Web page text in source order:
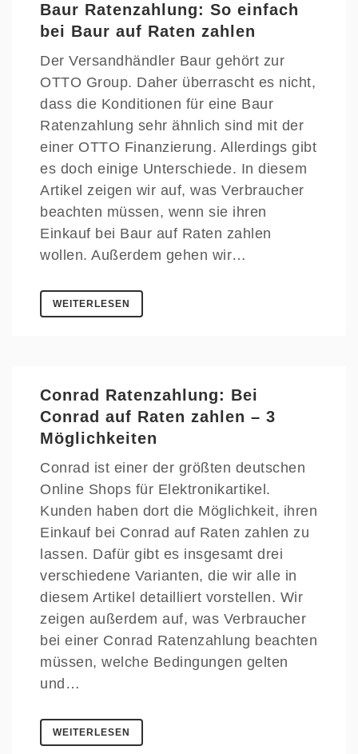
Baur Ratenzahlung: So einfach
bei Baur auf Raten zahlen
Der Versandhändler Baur gehört zur
OTTO Group. Daher überrascht es nicht,
dass die Konditionen für eine Baur
Ratenzahlung sehr ähnlich sind mit der
einer OTTO Finanzierung. Allerdings gibt
es doch einige Unterschiede. In diesem
Artikel zeigen wir auf, was Verbraucher
beachten müssen, wenn sie ihren
Einkauf bei Baur auf Raten zahlen
wollen. Außerdem gehen wir…
WEITERLESEN
Conrad Ratenzahlung: Bei
Conrad auf Raten zahlen – 3
Möglichkeiten
Conrad ist einer der größten deutschen
Online Shops für Elektronikartikel.
Kunden haben dort die Möglichkeit, ihren
Einkauf bei Conrad auf Raten zahlen zu
lassen. Dafür gibt es insgesamt drei
verschiedene Varianten, die wir alle in
diesem Artikel detailliert vorstellen. Wir
zeigen außerdem auf, was Verbraucher
bei einer Conrad Ratenzahlung beachten
müssen, welche Bedingungen gelten
und…
WEITERLESEN